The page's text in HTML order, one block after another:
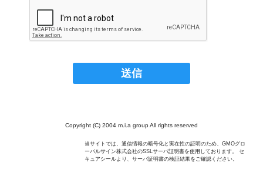
Copyright (C) 2004 m.i.a group All rights reserved
当サイトでは、通信情報の暗号化と実在性の証明のため、GMOグロ
ーバルサイン株式会社のSSLサーバ証明書を使用しております。 セ
キュアシールより、サーバ証明書の検証結果をご確認ください。